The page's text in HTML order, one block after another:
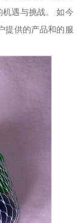
遇与挑战。 如今
提供的产品和的服